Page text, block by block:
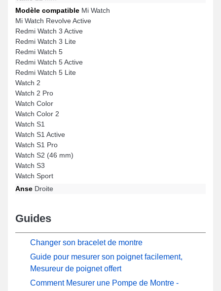
Modèle compatible Mi Watch
Mi Watch Revolve Active
Redmi Watch 3 Active
Redmi Watch 3 Lite
Redmi Watch 5
Redmi Watch 5 Active
Redmi Watch 5 Lite
Watch 2
Watch 2 Pro
Watch Color
Watch Color 2
Watch S1
Watch S1 Active
Watch S1 Pro
Watch S2 (46 mm)
Watch S3
Watch Sport
Anse Droite
Guides
Changer son bracelet de montre
Guide pour mesurer son poignet facilement,
Mesureur de poignet offert
Comment Mesurer une Pompe de Montre -